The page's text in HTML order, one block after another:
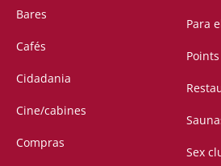
Bares
Cafés
Cidadania
Cine/cabines
Compras
Para
Points
Sex